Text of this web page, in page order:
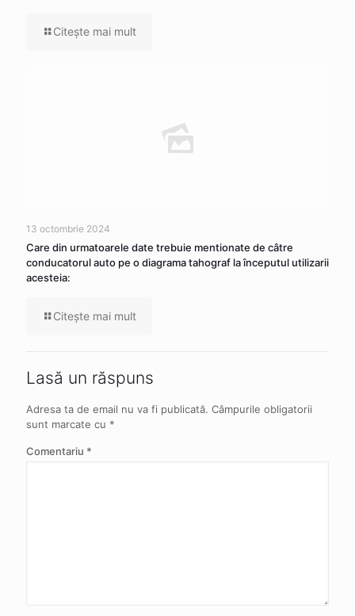
Citeşte mai mult
13 octombrie 2024
Care din urmatoarele date trebuie mentionate de câtre
conducatorul auto pe o diagrama tahograf la începutul utilizarii
acesteia:
Citeşte mai mult
Lasă un răspuns
Adresa ta de email nu va fi publicată. Câmpurile obligatorii
sunt marcate cu *
Comentariu *